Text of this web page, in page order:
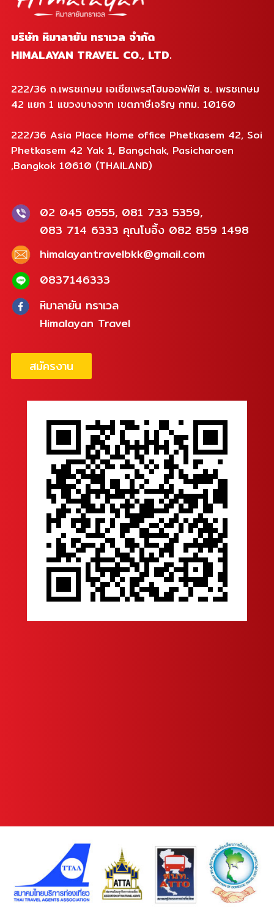
บริษัท หิมาลายัน ทราเวล จำกัด
HIMALAYAN TRAVEL CO., LTD.
222/36 ถ.เพรชเกษม เอเชียเพรสโฮมออฟฟิศ ซ. เพรชเกษม
42 แยก 1 แขวงบางจาก เขตภาษีเจริญ กทม. 10160
222/36 Asia Place Home office Phetkasem 42, Soi
Phetkasem 42 Yak 1, Bangchak, Pasicharoen
,Bangkok 10610 (THAILAND)
02 045 0555, 081 733 5359,
083 714 6333 คุณโบอิ้ง 082 859 1498
himalayantravelbkk@gmail.com
0837146333
หิมาลายัน ทราเวล
Himalayan Travel
สมัครงาน